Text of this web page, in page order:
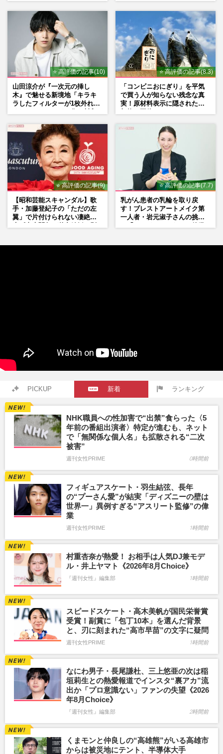
⭐ 高評価の記事(10)
山田涼介が『一次元の挿し
木』で魅せる新境地「キラキ
ラしたフィルターが1枚外れて
⭐ 高評価の記事(8.3)
「コンビニおにぎり」を平気
で買う人が知らない残念な真
実！原材料表示に隠された添
⭐ 高評価の記事(9)
【昭和芸能スキャンダル】歌
手・加藤登紀子の「ただの左
翼」で片付けられない凄絶半
⭐ 高評価の記事(7.7)
乳がん患者の乳輪を取り戻
す！ブレストアートメイク第
一人者・岩元淑子さんの挑戦
PICKUP 新着 ランキング
NHK職員への性加害で“出禁”食らった〈5
年前の番組出演者〉特定が進むも、ネット
で「無関係な個人名」も拡散される“二次
被害”
週刊女性PRIME 0時間前
フィギュアスケート・羽生結弦、長年
の“プーさん愛”が結実「ディズニーの壁は
世界一」異例すぎる“アスリート監修”の偉
業
週刊女性PRIME 1時間前
村重杏奈が熱愛！ お相手は人気DJ兼モデ
ル・井上ヤマト《2026年8月Choice》
『週刊女性』編集部 1時間前
スピードスケート・高木美帆が国民栄誉賞
受賞！副賞に「包丁10本」を選んだ背景
と、刃に刻まれた“高市早苗”の文字に疑問
週刊女性PRIME 1時間前
なにわ男子・長尾謙杜、三上悠亜の次は稲
垣莉生との熱愛報道でインスタ“裏アカ”流
出か「プロ意識ない」ファンの失望《2026
年8月Choice》
『週刊女性』編集部 2時間前
くまモンと仲良しの“高雄熊”がいる高雄市
からは被災地にテント、半導体大手